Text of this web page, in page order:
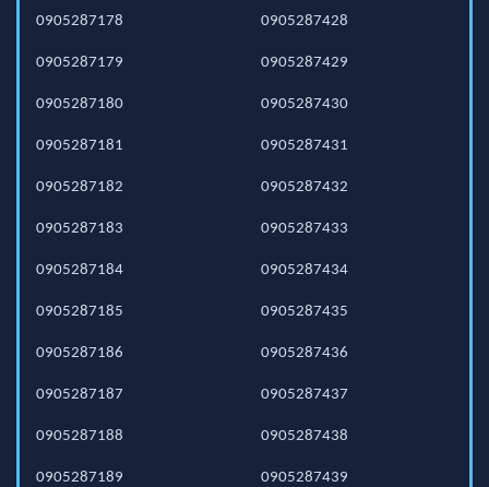
0905287178
0905287179
0905287180
0905287181
0905287182
0905287183
0905287184
0905287185
0905287186
0905287187
0905287188
0905287189
0905287428
0905287429
0905287430
0905287431
0905287432
0905287433
0905287434
0905287435
0905287436
0905287437
0905287438
0905287439